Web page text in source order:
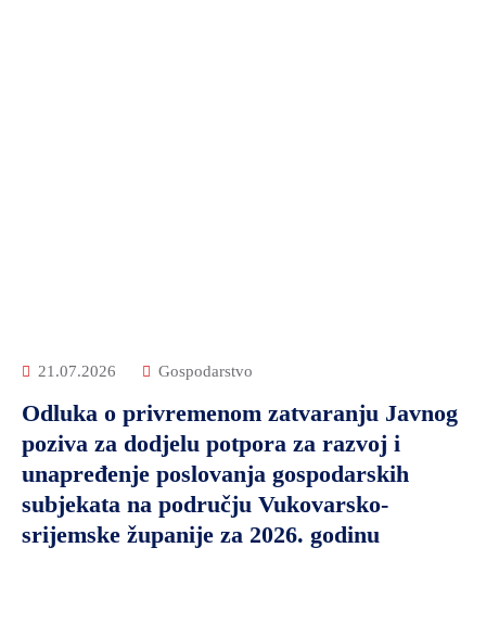
21.07.2026 Gospodarstvo
Odluka o privremenom zatvaranju Javnog
poziva za dodjelu potpora za razvoj i
unapređenje poslovanja gospodarskih
subjekata na području Vukovarsko-
srijemske županije za 2026. godinu